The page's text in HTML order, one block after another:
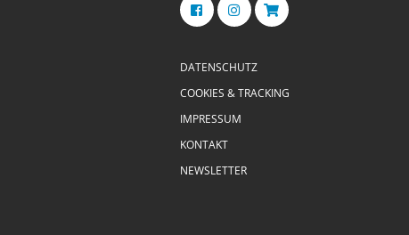
DATENSCHUTZ
COOKIES & TRACKING
IMPRESSUM
KONTAKT
NEWSLETTER